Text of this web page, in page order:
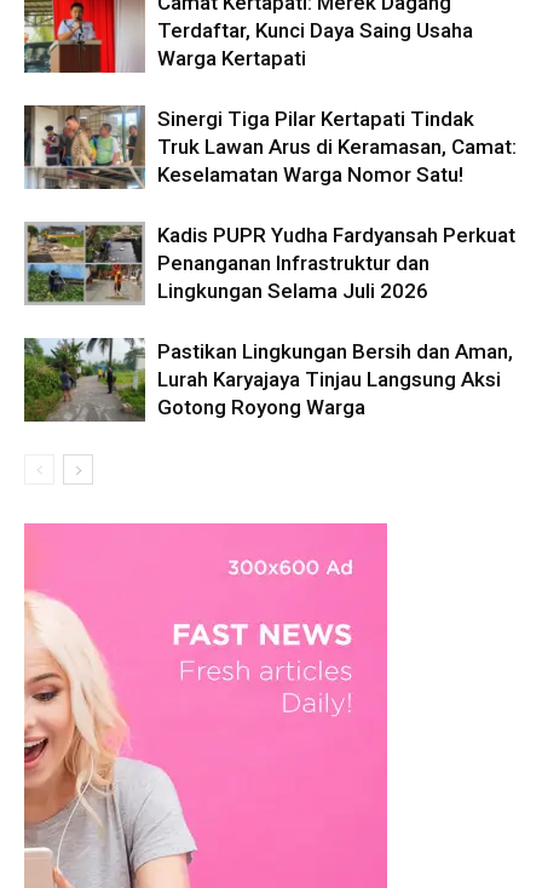
Terdaftar, Kunci Daya Saing Usaha
Warga Kertapati
Sinergi Tiga Pilar Kertapati Tindak
Truk Lawan Arus di Keramasan, Camat:
Keselamatan Warga Nomor Satu!
Kadis PUPR Yudha Fardyansah Perkuat
Penanganan Infrastruktur dan
Lingkungan Selama Juli 2026
Pastikan Lingkungan Bersih dan Aman,
Lurah Karyajaya Tinjau Langsung Aksi
Gotong Royong Warga